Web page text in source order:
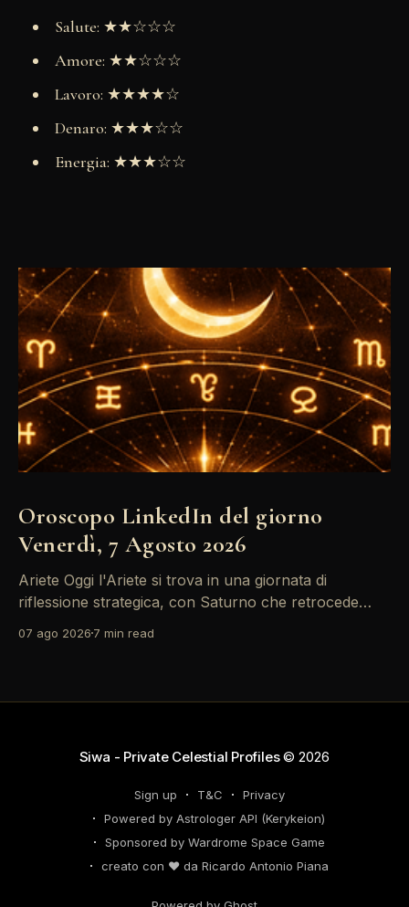
Salute: ★★☆☆☆
Amore: ★★☆☆☆
Lavoro: ★★★★☆
Denaro: ★★★☆☆
Energia: ★★★☆☆
Oroscopo LinkedIn del giorno
Venerdì, 7 Agosto 2026
Ariete Oggi l'Ariete si trova in una giornata di
riflessione strategica, con Saturno che retrocede
riconsiderare il tuo personal brand e l'engagement
07 ago 2026 7 min read
Siwa - Private Celestial Profiles© 2026
Sign up T&C
Privacy
Powered by Astrologer API (Kerykeion)
Sponsored by Wardrome Space Game
creato con ❤️ da Ricardo Antonio Piana